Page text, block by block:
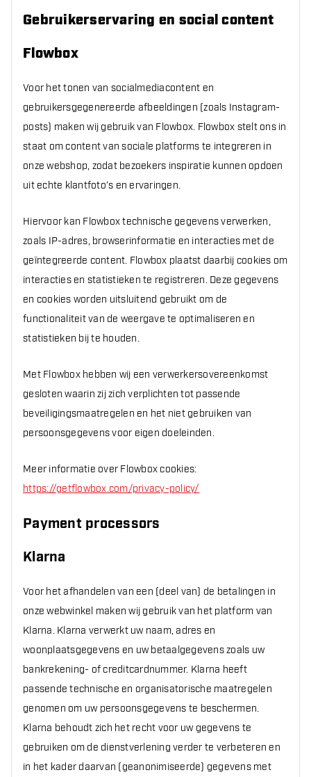
Gebruikerservaring en social content
Flowbox
Voor het tonen van socialmediacontent en
gebruikersgegenereerde afbeeldingen (zoals Instagram-
posts) maken wij gebruik van Flowbox. Flowbox stelt ons in
staat om content van sociale platforms te integreren in
onze webshop, zodat bezoekers inspiratie kunnen opdoen
uit echte klantfoto’s en ervaringen.
Hiervoor kan Flowbox technische gegevens verwerken,
zoals IP-adres, browserinformatie en interacties met de
geïntegreerde content. Flowbox plaatst daarbij cookies om
interacties en statistieken te registreren. Deze gegevens
en cookies worden uitsluitend gebruikt om de
functionaliteit van de weergave te optimaliseren en
statistieken bij te houden.
Met Flowbox hebben wij een verwerkersovereenkomst
gesloten waarin zij zich verplichten tot passende
beveiligingsmaatregelen en het niet gebruiken van
persoonsgegevens voor eigen doeleinden.
Meer informatie over Flowbox cookies:
https://getflowbox.com/privacy-policy/
Payment processors
Klarna
Voor het afhandelen van een (deel van) de betalingen in
onze webwinkel maken wij gebruik van het platform van
Klarna. Klarna verwerkt uw naam, adres en
woonplaatsgegevens en uw betaalgegevens zoals uw
bankrekening- of creditcardnummer. Klarna heeft
passende technische en organisatorische maatregelen
genomen om uw persoonsgegevens te beschermen.
Klarna behoudt zich het recht voor uw gegevens te
gebruiken om de dienstverlening verder te verbeteren en
in het kader daarvan (geanonimiseerde) gegevens met